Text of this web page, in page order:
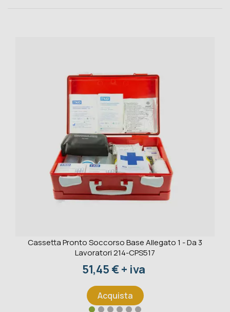
Cassetta Pronto Soccorso Base Allegato 1 - Da 3
Lavoratori 214-CPS517
Prezzo
51,45 € + iva
Acquista